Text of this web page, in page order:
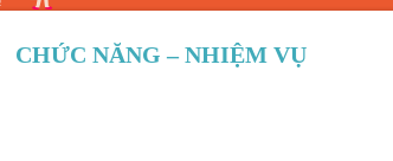
CHỨC NĂNG – NHIỆM VỤ